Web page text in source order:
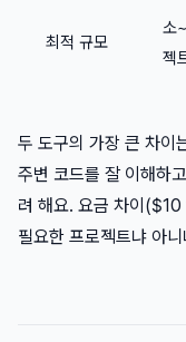
최적 규모
소
젝
두 도구의 가장 큰 차이
주변 코드를 잘 이해하
려 해요. 요금 차이
필요한 프로젝트냐 아